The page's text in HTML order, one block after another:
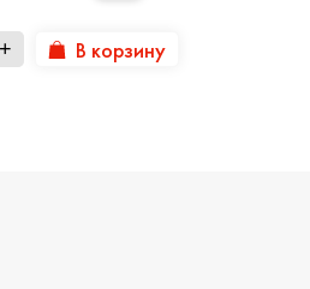
+ В корзину